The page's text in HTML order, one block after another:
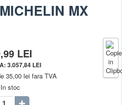
MX
LEI
3.057,84 LEI
35,00 lei fara TVA
In stoc